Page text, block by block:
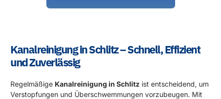
Kanalreinigung in Schlitz – Schnell, Effizient
und Zuverlässig
Regelmäßige Kanalreinigung in Schlitz ist entscheidend, um
Verstopfungen und Überschwemmungen vorzubeugen. Mit